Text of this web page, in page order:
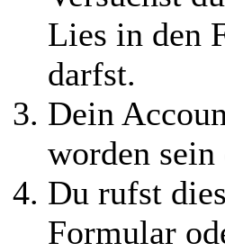
Lies in den
darfst.
Dein
worden
Du rufst
Formular